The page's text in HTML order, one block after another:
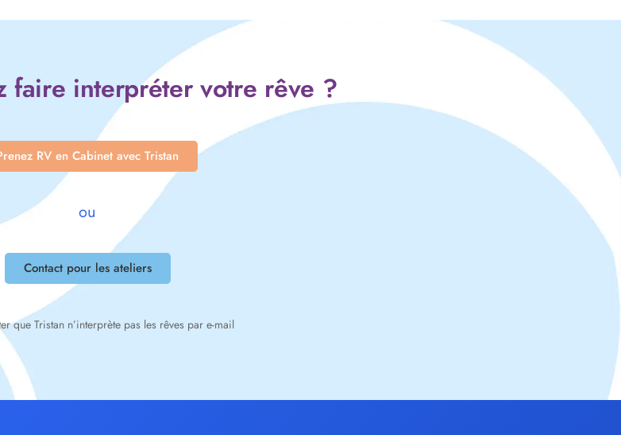
faire interpréter votre rêve ?
RV en Cabinet avec Tristan
ou
Contact pour les ateliers
que Tristan n’interprète pas les rêves par e-mail